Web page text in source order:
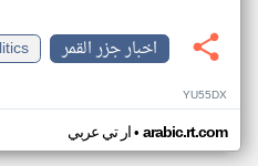
اخبار جزر القمر
YU55DX
ار تي عربي• arabic.rt.com